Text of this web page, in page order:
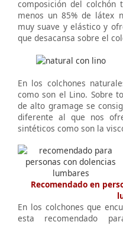
composición del
menos un 85% de látex
muy suave y elástico y
que desacansa sobre el
En los colchones
como son el Lino. Sobre
de alto gramage se
diferente al que nos
sintéticos como son la
Recomendado en
En los colchones que
esta recomendado